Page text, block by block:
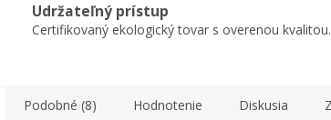
Udržateľný prístup
Certifikovaný ekologický tovar s overenou kvalitou.
Podobné (8) Hodnotenie Diskusia